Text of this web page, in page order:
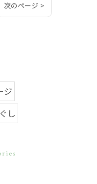
次のページ >
ジ
し